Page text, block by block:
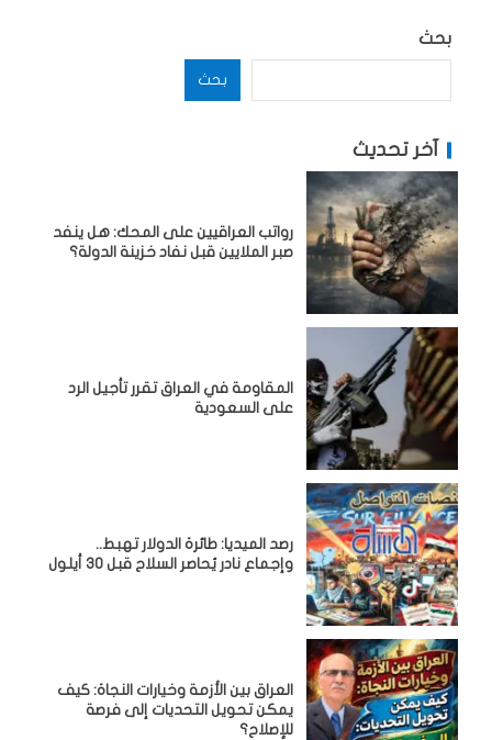
بحث
بحث
آخر تحديث
رواتب العراقيين على المحك: هل ينفد
صبر الملايين قبل نفاد خزينة الدولة؟
المقاومة في العراق تقرر تأجيل الرد
على السعودية
رصد الميديا: طائرة الدولار تهبط..
وإجماع نادر يُحاصر السلاح قبل 30 أيلول
العراق بين الأزمة وخيارات النجاة: كيف
يمكن تحويل التحديات إلى فرصة
للإصلاح؟